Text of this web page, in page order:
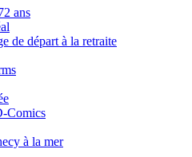
ans
de départ à la retraite
Comics
à la mer